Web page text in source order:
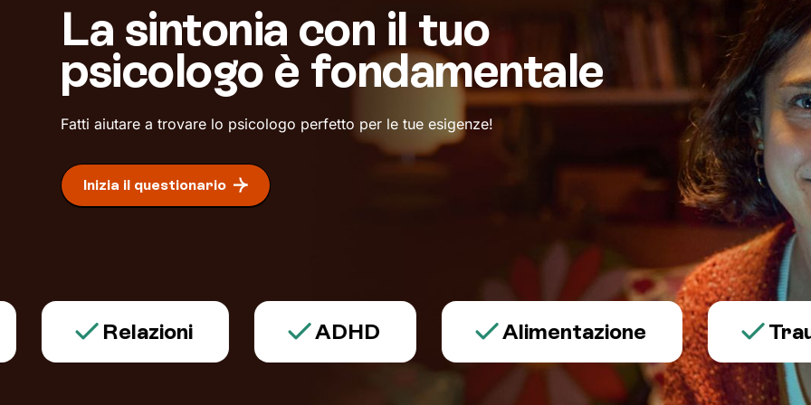
La sintonia con il tuo
psicologo è fondamentale
Fatti aiutare a trovare lo psicologo perfetto per le tue esigenze!
Inizia il questionario
Relazioni ADHD Alimentazione Trauma